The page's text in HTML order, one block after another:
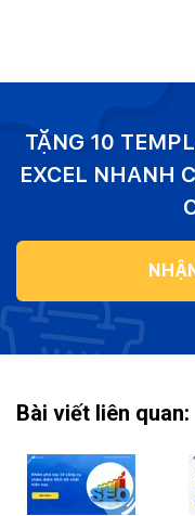
TẶNG 10
EXCEL NHANH
Bài viết liên quan: